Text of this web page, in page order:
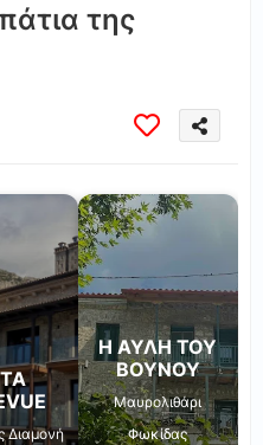
της
Διαμονή
Η ΑΥΛΉ ΤΟΥ
ΒΟΥΝΟΎ
Μαυρολιθάρι
Φωκίδας